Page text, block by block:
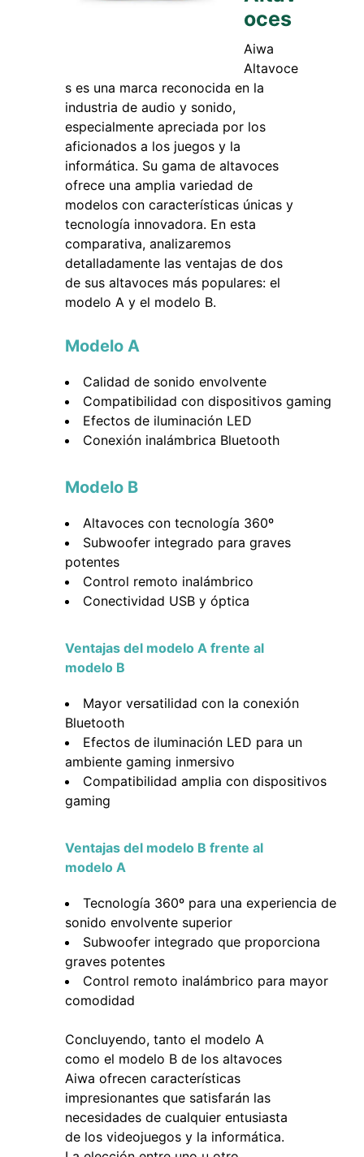
oces
Aiwa
Altavoce
s es una marca reconocida en la
industria de audio y sonido,
especialmente apreciada por los
aficionados a los juegos y la
informática. Su gama de altavoces
ofrece una amplia variedad de
modelos con características únicas y
tecnología innovadora. En esta
comparativa, analizaremos
detalladamente las ventajas de dos
de sus altavoces más populares: el
modelo A y el modelo B.
Modelo A
Calidad de sonido envolvente
Compatibilidad con dispositivos gaming
Efectos de iluminación LED
Conexión inalámbrica Bluetooth
Modelo B
Altavoces con tecnología 360º
Subwoofer integrado para graves
potentes
Control remoto inalámbrico
Conectividad USB y óptica
Ventajas del modelo A frente al
modelo B
Mayor versatilidad con la conexión
Bluetooth
Efectos de iluminación LED para un
ambiente gaming inmersivo
Compatibilidad amplia con dispositivos
gaming
Ventajas del modelo B frente al
modelo A
Tecnología 360º para una experiencia de
sonido envolvente superior
Subwoofer integrado que proporciona
graves potentes
Control remoto inalámbrico para mayor
comodidad
Concluyendo, tanto el modelo A
como el modelo B de los altavoces
Aiwa ofrecen características
impresionantes que satisfarán las
necesidades de cualquier entusiasta
de los videojuegos y la informática.